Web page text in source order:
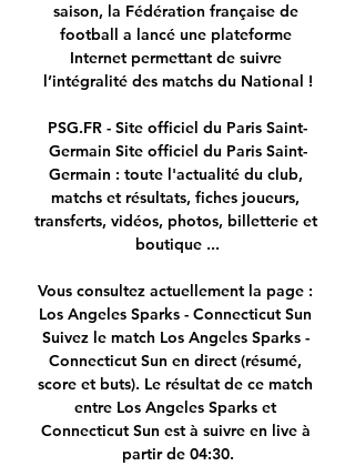
saison, la Fédération française de
football a lancé une plateforme
Internet permettant de suivre
l’intégralité des matchs du National !
PSG.FR - Site officiel du Paris Saint-
Germain Site officiel du Paris Saint-
Germain : toute l'actualité du club,
matchs et résultats, fiches joueurs,
transferts, vidéos, photos, billetterie et
boutique ...
Vous consultez actuellement la page :
Los Angeles Sparks - Connecticut Sun
Suivez le match Los Angeles Sparks -
Connecticut Sun en direct (résumé,
score et buts). Le résultat de ce match
entre Los Angeles Sparks et
Connecticut Sun est à suivre en live à
partir de 04:30.